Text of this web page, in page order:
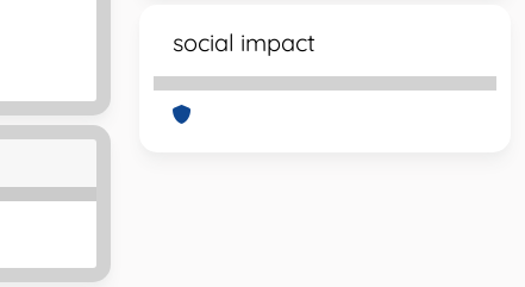
social impact